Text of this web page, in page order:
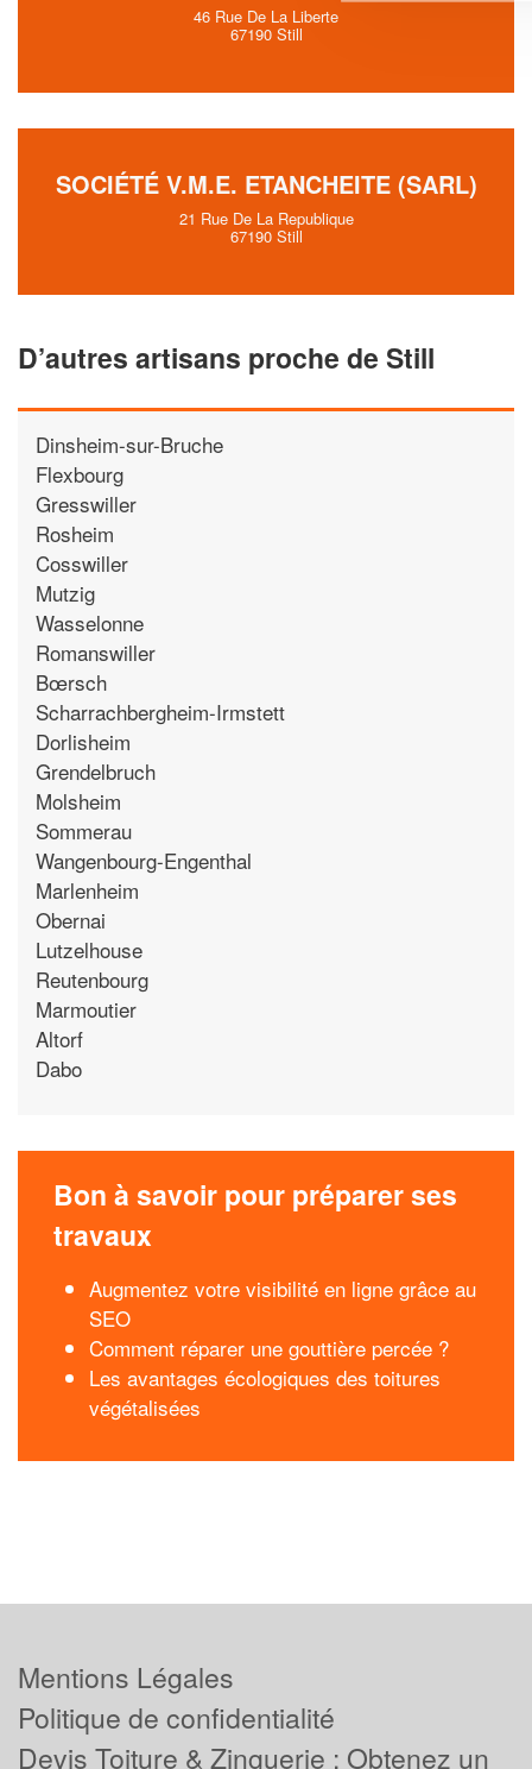
46 Rue De La Liberte
67190 Still
SOCIÉTÉ V.M.E. ETANCHEITE (SARL)
21 Rue De La Republique
67190 Still
D’autres artisans proche de Still
Dinsheim-sur-Bruche
Flexbourg
Gresswiller
Rosheim
Cosswiller
Mutzig
Wasselonne
Romanswiller
Bœrsch
Scharrachbergheim-Irmstett
Dorlisheim
Grendelbruch
Molsheim
Sommerau
Wangenbourg-Engenthal
Marlenheim
Obernai
Lutzelhouse
Reutenbourg
Marmoutier
Altorf
Dabo
Bon à savoir pour préparer ses
travaux
Augmentez votre visibilité en ligne grâce au
SEO
Comment réparer une gouttière percée ?
Les avantages écologiques des toitures
végétalisées
Mentions Légales
Politique de confidentialité
Devis Toiture & Zinguerie : Obtenez un